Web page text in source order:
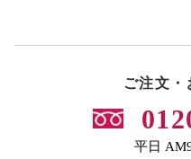
ご注文・
平日